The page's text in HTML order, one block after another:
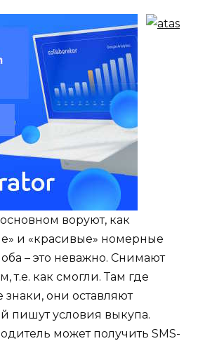
основном воруют, как
и «красивые» номерные
– это неважно. Снимают
т.е. как смогли. Там где
они оставляют
пишут условия выкупа.
может получить SMS-